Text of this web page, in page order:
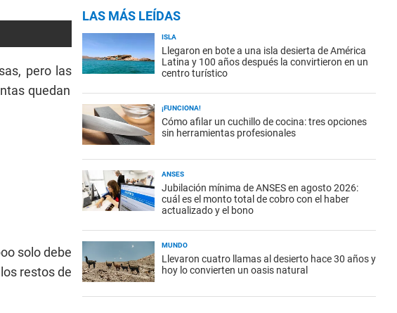
pero las
quedan
solo debe
restos de
LAS MÁS LEÍDAS
ISLA
Llegaron en bote a una isla desierta de América
Latina y 100 años después la convirtieron en un
centro turístico
¡FUNCIONA!
Cómo afilar un cuchillo de cocina: tres opciones
sin herramientas profesionales
ANSES
Jubilación mínima de ANSES en agosto 2026:
cuál es el monto total de cobro con el haber
actualizado y el bono
MUNDO
Llevaron cuatro llamas al desierto hace 30 años y
hoy lo convierten un oasis natural